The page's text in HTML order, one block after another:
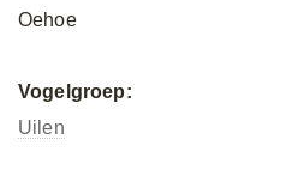
Oehoe
Vogelgroep:
Uilen